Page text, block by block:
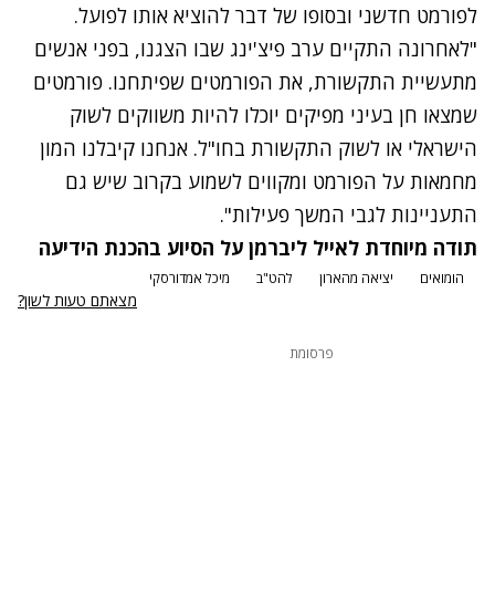
לפורמט חדשני ובסופו של דבר להוציא אותו לפועל.
"לאחרונה התקיים ערב פיצ'ינג שבו הצגנו, בפני אנשים
מתעשיית התקשורת, את הפורמטים שפיתחנו. פורמטים
שמצאו חן בעיני מפיקים יוכלו להיות משווקים לשוק
הישראלי או לשוק התקשורת בחו"ל. אנחנו קיבלנו המון
מחמאות על הפורמט ומקווים לשמוע בקרוב שיש גם
התעניינות לגבי המשך פעילות".
תודה מיוחדת לאייל ליברמן על הסיוע בהכנת הידיעה
הומואים יציאה מהארון להט"ב מיכל אמדורסקי
מצאתם טעות לשון?
פרסומת